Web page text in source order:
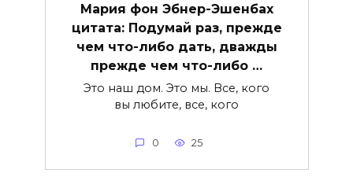
Мария фон Эбнер-Эшенбах
цитата: Подумай раз, прежде
чем что-либо дать, дважды
прежде чем что-либо …
Это наш дом. Это мы. Все, кого
вы любите, все, кого
0 25